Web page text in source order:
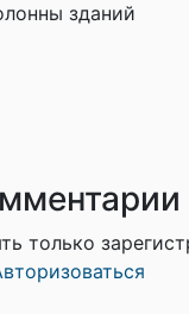
зданий
только